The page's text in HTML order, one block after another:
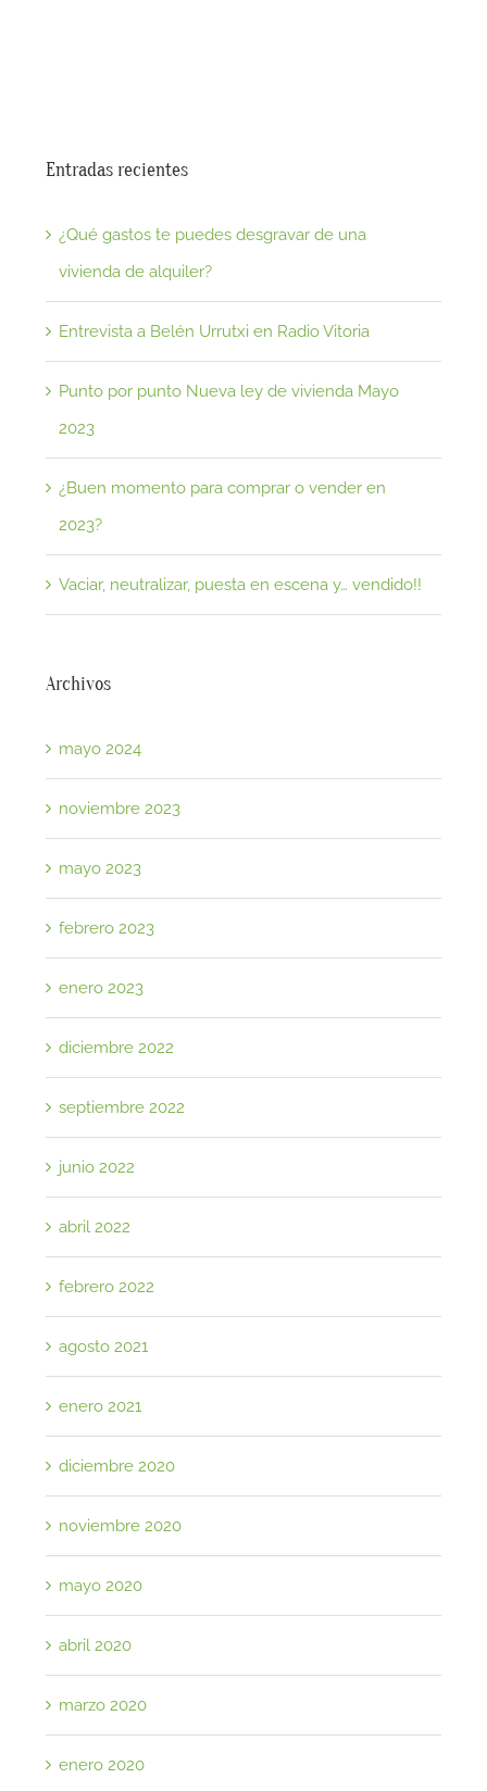
Entradas recientes
¿Qué gastos te puedes desgravar de una
vivienda de alquiler?
Entrevista a Belén Urrutxi en Radio Vitoria
Punto por punto Nueva ley de vivienda Mayo
2023
¿Buen momento para comprar o vender en
2023?
Vaciar, neutralizar, puesta en escena y… vendido!!
Archivos
mayo 2024
noviembre 2023
mayo 2023
febrero 2023
enero 2023
diciembre 2022
septiembre 2022
junio 2022
abril 2022
febrero 2022
agosto 2021
enero 2021
diciembre 2020
noviembre 2020
mayo 2020
abril 2020
marzo 2020
enero 2020